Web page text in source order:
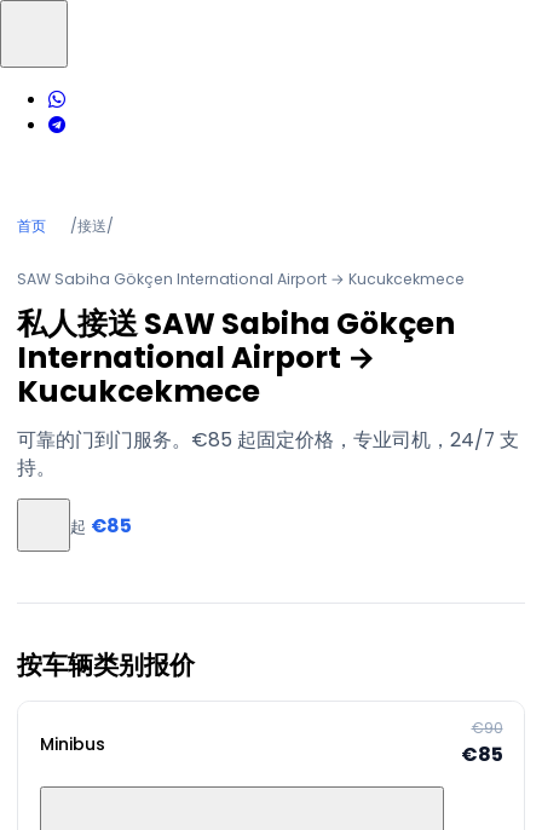
首页 /接送/
SAW Sabiha Gökçen International Airport → Kucukcekmece
私人接送 SAW Sabiha Gökçen
International Airport →
Kucukcekmece
可靠的门到门服务。€85 起固定价格，专业司机，24/7 支
持。
起 €85
按车辆类别报价
Minibus
€90
€85